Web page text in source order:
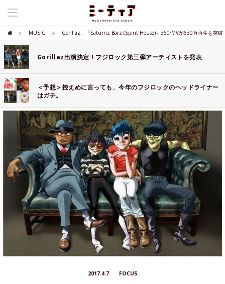
MUSIC Gorillaz、「Saturnz Barz (Spirit House)」360°MVが630万再生を突破
Gorillaz出演決定！フジロック第三弾アーティストを発表
＜予想＞控えめに言っても、今年のフジロックのヘッドライナー
はガチ。
2017.4.7 FOCUS